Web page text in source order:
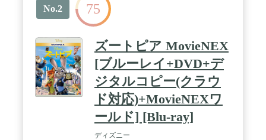
No.2 75
ズートピア MovieNEX
[ブルーレイ+DVD+デ
ジタルコピー(クラウ
ド対応)+MovieNEXワ
ールド] [Blu-ray]
ディズニー